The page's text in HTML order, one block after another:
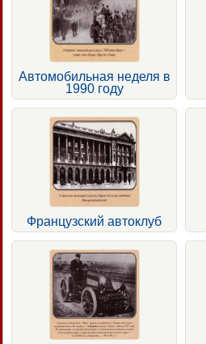
Автомобильная неделя в
1990 году
Французский автоклуб